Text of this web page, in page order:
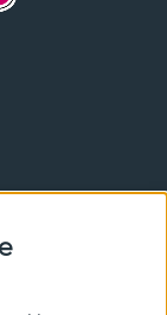
de hoogte van
aan.